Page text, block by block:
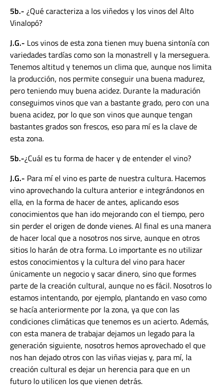
5b.- ¿Qué caracteriza a los viñedos y los vinos del Alto
Vinalopó?
J.G.- Los vinos de esta zona tienen muy buena sintonía con
variedades tardías como son la monastrell y la merseguera.
Tenemos altitud y tenemos un clima que, aunque nos limita
la producción, nos permite conseguir una buena madurez,
pero teniendo muy buena acidez. Durante la maduración
conseguimos vinos que van a bastante grado, pero con una
buena acidez, por lo que son vinos que aunque tengan
bastantes grados son frescos, eso para mí es la clave de
esta zona.
5b.-¿Cuál es tu forma de hacer y de entender el vino?
J.G.- Para mí el vino es parte de nuestra cultura. Hacemos
vino aprovechando la cultura anterior e integrándonos en
ella, en la forma de hacer de antes, aplicando esos
conocimientos que han ido mejorando con el tiempo, pero
sin perder el origen de donde vienes. Al final es una manera
de hacer local que a nosotros nos sirve, aunque en otros
sitios lo harán de otra forma. Lo importante es no utilizar
estos conocimientos y la cultura del vino para hacer
únicamente un negocio y sacar dinero, sino que formes
parte de la creación cultural, aunque no es fácil. Nosotros lo
estamos intentando, por ejemplo, plantando en vaso como
se hacía anteriormente por la zona, ya que con las
condiciones climáticas que tenemos es un acierto. Además,
con esta manera de trabajar dejamos un legado para la
generación siguiente, nosotros hemos aprovechado el que
nos han dejado otros con las viñas viejas y, para mí, la
creación cultural es dejar un herencia para que en un
futuro lo utilicen los que vienen detrás.